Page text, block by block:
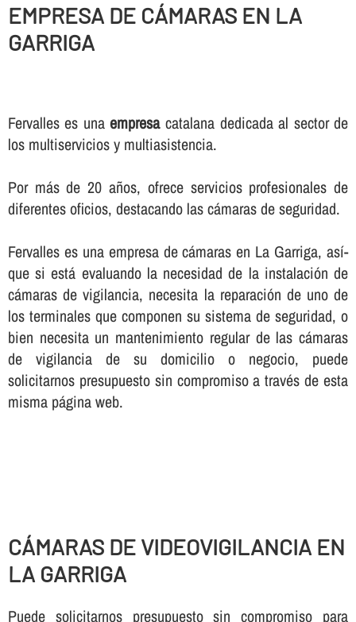
EMPRESA DE CÁMARAS EN LA
GARRIGA
Fervalles es unaempresacatalana dedicada al sector de
los multiservicios y multiasistencia.
Por más de 20 años, ofrece servicios profesionales de
diferentes oficios, destacando las cámaras de seguridad.
Fervalles es una empresa de cámaras en La Garriga, así­
que si está evaluando la necesidad de la instalación de
cámaras de vigilancia, necesita la reparación de uno de
los terminales que componen su sistema de seguridad, o
bien necesita un mantenimiento regular de las cámaras
de vigilancia de su domicilio o negocio, puede
solicitarnos presupuesto sin compromiso a través de esta
misma página web.
CÁMARAS DE VIDEOVIGILANCIA EN
LA GARRIGA
Puede solicitarnos presupuesto sin compromiso para